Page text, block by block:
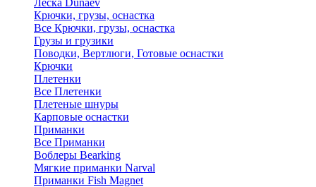
Леска Dunaev
Крючки, грузы, оснастка
Все Крючки, грузы, оснастка
Грузы и грузики
Поводки, Вертлюги, Готовые оснастки
Крючки
Плетенки
Все Плетенки
Плетеные шнуры
Карповые оснастки
Приманки
Все Приманки
Воблеры Bearking
Мягкие приманки Narval
Приманки Fish Magnet